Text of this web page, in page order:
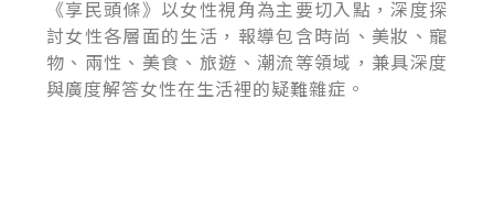
《享民頭條》以女性視角為主要切入點，深度探
討女性各層面的生活，報導包含時尚、美妝、寵
物、兩性、美食、旅遊、潮流等領域，兼具深度
與廣度解答女性在生活裡的疑難雜症。